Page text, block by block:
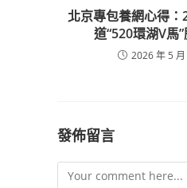
北京專包養網心得
道“520環湖V馬
2026 年 5 月
發佈留言
Comment